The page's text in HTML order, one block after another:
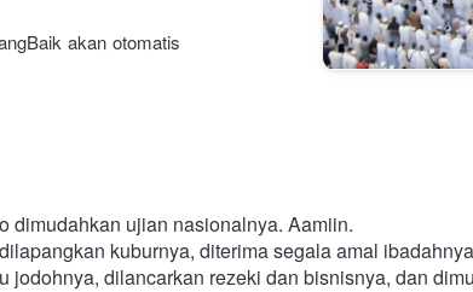
akan otomatis
dimudahkan ujian nasionalnya. Aamiin.
kuburnya, diterima segala amal
jodohnya, dilancarkan rezeki dan bisnisnya, dan